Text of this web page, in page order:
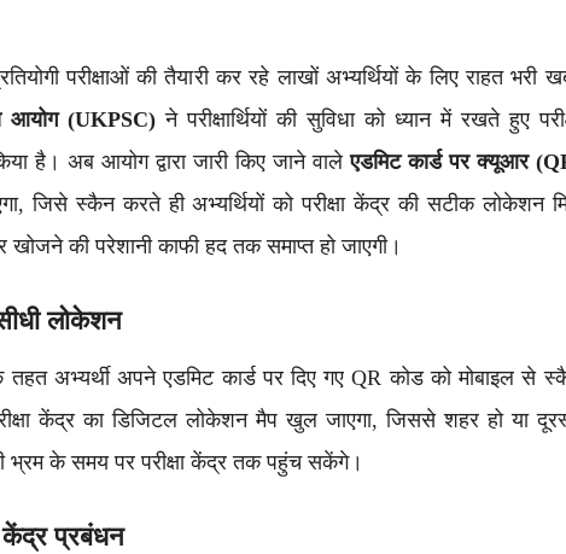
परीक्षाओं की तैयारी कर रहे लाखों अभ्यर्थियों के लिए राहत भरी
आयोग (UKPSC)ने परीक्षार्थियों की सुविधा को ध्यान में रखते हुए
है। अब आयोग द्वारा जारी किए जाने वालेएडमिट कार्ड पर क्यूआर
जिसे स्कैन करते ही अभ्यर्थियों को परीक्षा केंद्र की सटीक लोकेशन
खोजने की परेशानी काफी हद तक समाप्त हो जाएगी।
लोकेशन
अभ्यर्थी अपने एडमिट कार्ड पर दिए गए QR कोड को मोबाइल से
केंद्र का डिजिटल लोकेशन मैप खुल जाएगा, जिससे शहर हो या
भ्रम के समय पर परीक्षा केंद्र तक पहुंच सकेंगे।
केंद्र प्रबंधन